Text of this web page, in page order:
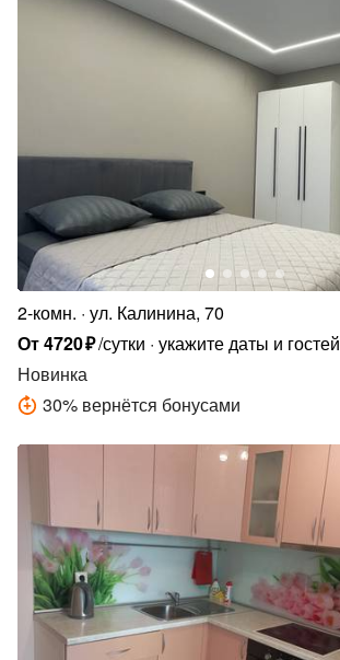
2-комн. ул. Калинина, 70
От4720₽/сутки укажите даты и гостей
Новинка
30% вернётся бонусами